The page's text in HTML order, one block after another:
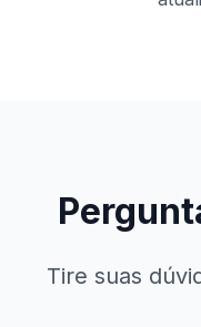
Tire suas